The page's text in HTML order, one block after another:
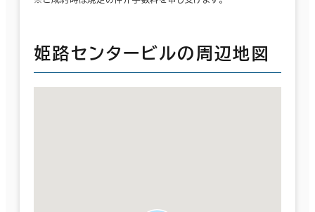
姫路センタービルの周辺地図